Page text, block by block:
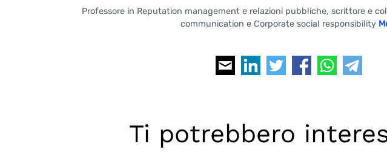
Professore in Reputation management e relazioni pubbliche, scrittore e
communication e Corporate social responsibility
Ti potrebbero